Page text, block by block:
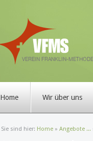
Home Wir über uns
Sie sind hier: Home » Angebote ...